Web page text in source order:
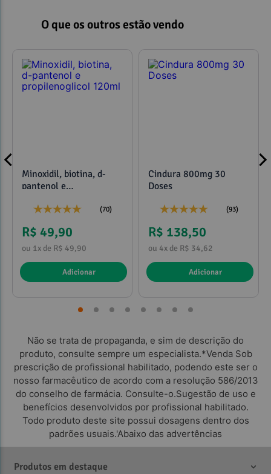
O que os outros estão vendo
Minoxidil, biotina, d-
pantenol e
(70)
R$ 49,90
ou 1x de R$ 49,90
Adicionar
Cindura 800mg 30
Doses
(93)
R$ 138,50
ou 4x de R$ 34,62
Adicionar
Não se trata de propaganda, e sim de descrição do
produto, consulte sempre um especialista.*Venda Sob
prescrição de profissional habilitado, podendo este ser o
nosso farmacêutico de acordo com a resolução 586/2013
do conselho de farmácia. Consulte-o.Sugestão de uso e
benefícios desenvolvidos por profissional habilitado.
Todo produto deste site possui dosagens dentro dos
padrões usuais.'Abaixo das advertências
Produtos em destaque